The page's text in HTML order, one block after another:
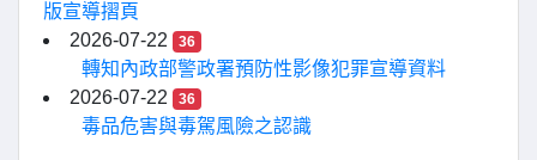
版宣導摺頁
2026-07-22
36
轉知內政部警政署預防性影像犯罪宣導資料
2026-07-22
36
毒品危害與毒駕風險之認識